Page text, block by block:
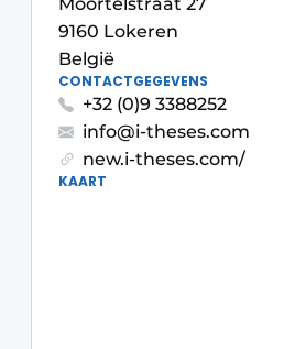
Privacy / Cookie statement
Vacature aanmelden
Video’s
9160 Lokeren
België
CONTACTGEGEVENS
+32 (0)9 3388252
info@i-theses.com
new.i-theses.com/
KAART